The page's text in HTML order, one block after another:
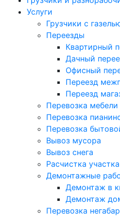
Услуги
Грузчики с
Переезды
Квартирный
Дачный
Офисный
Переезд
Переезд
Перевозка мебели
Перевозка
Перевозка
Вывоз мусора
Вывоз снега
Расчистка участка
Демонтажные
Демонтаж в
Демонтаж
Перевозка